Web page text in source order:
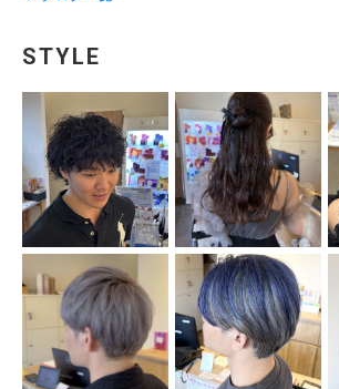
STYLE